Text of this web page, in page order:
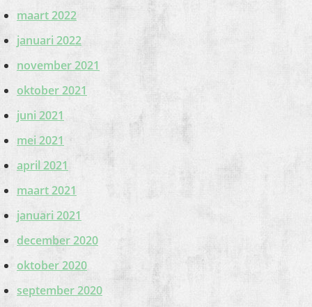
maart 2022
januari 2022
november 2021
oktober 2021
juni 2021
mei 2021
april 2021
maart 2021
januari 2021
december 2020
oktober 2020
september 2020